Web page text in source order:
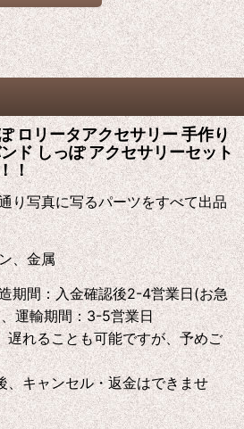
ロリータアクセサリー 手作り
ド しっぽ アクセサリーセット
！
り写真に写るパーツをすべて出品
、金属
期間：入金確認後2-4営業日(お急
運輸期間：3-5営業日
れることも可能ですが、予めご
キャンセル・返金はできませ